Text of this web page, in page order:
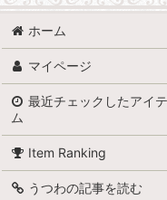
ホーム
マイページ
最近チェックしたアイテ
ム
Item Ranking
うつわの記事を読む